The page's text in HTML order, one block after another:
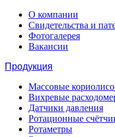
О компании
Свидетельства и
Фотогалерея
Вакансии
Продукция
Массовые
Вихревые
Датчики давления
Ротационные
Ротаметры